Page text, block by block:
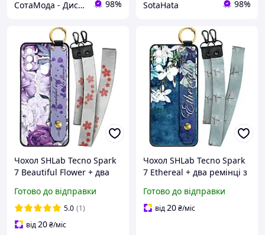
СотаМода - Дискаунтер аксесуарів 98% SotaHata 98%
Чохол SHLab Tecno Spark
7 Beautiful Flower + два
Готово до відправки
5.0 (1)
від20₴/міс
Чохол SHLab Tecno Spark
7 Ethereal + два ремінці з
Готово до відправки
від20₴/міс